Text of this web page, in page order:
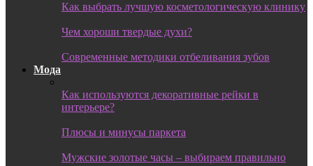
Как выбрать лучшую косметологическую клинику
Чем хороши твердые духи?
Современные методики отбеливания зубов
Мода
Как используются декоративные рейки в
интерьере?
Плюсы и минусы паркета
Мужские золотые часы – выбираем правильно